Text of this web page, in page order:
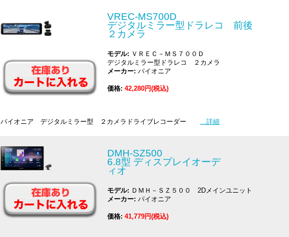
VREC-MS700D
デジタルミラー型ドラレコ 前後
２カメラ
モデル: ＶＲＥＣ－ＭＳ７００Ｄ
デジタルミラー型ドラレコ ２カメラ
メーカー: パイオニア
価格: 42,280円(税込)
パイオニア デジタルミラー型 ２カメラドライブレコーダー ...詳細
DMH-SZ500
6.8型 ディスプレイオーデ
ィオ
モデル: ＤＭＨ－ＳＺ５００ 2Dメインユニット
メーカー: パイオニア
価格: 41,779円(税込)